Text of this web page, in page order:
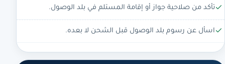
تأكد من صلاحية جواز أو إقامة المستلم في بلد الوصول.
اسأل عن رسوم بلد الوصول قبل الشحن لا بعده.